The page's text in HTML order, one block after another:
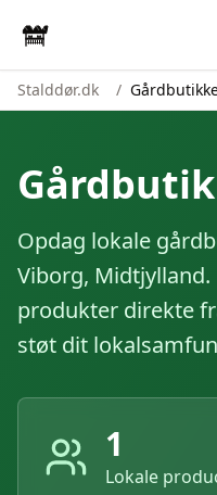
Stalddør.dk /
Opdag lokale
Viborg, Midtjylland
produkter direkte
støt dit
1
Lokale